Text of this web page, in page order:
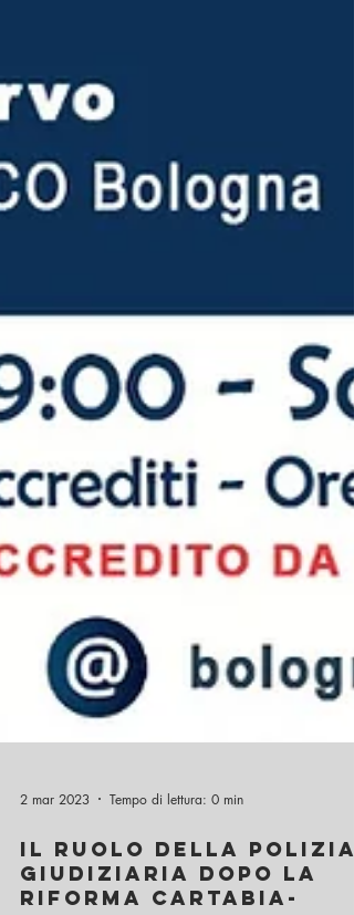
2 mar 2023 Tempo di lettura: 0 min
Il ruolo della polizia